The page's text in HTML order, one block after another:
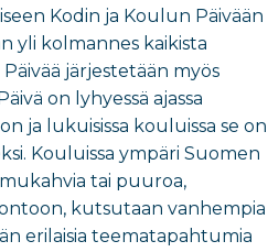
Kodin ja Koulun Päivään
yli kolmannes kaikista
järjestetään myös
on lyhyessä ajassa
ja lukuisissa kouluissa se on
Kouluissa ympäri Suomen
tai puuroa,
kutsutaan vanhempia
erilaisia teematapahtumia